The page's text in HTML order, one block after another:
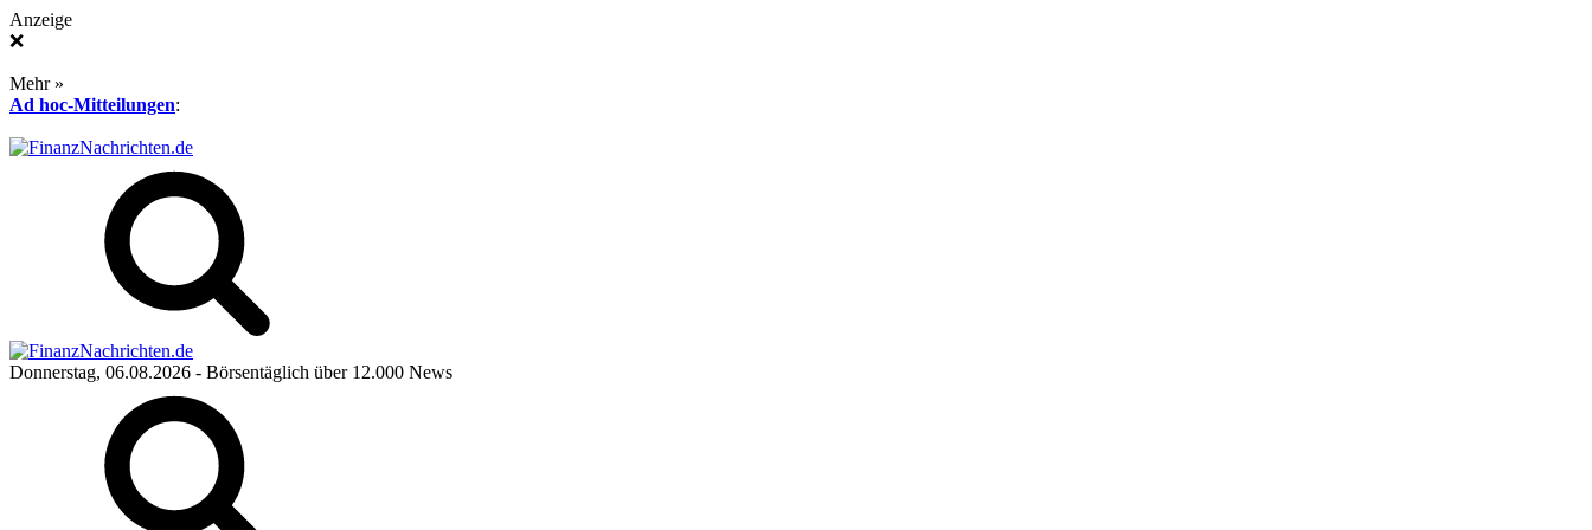
Anzeige
❌
Mehr »
Ad hoc-Mitteilungen:
Donnerstag, 06.08.2026 - Börsentäglich über 12.000 News